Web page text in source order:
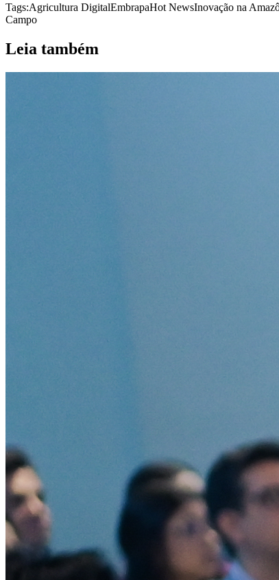
Tags:Agricultura DigitalEmbrapaHot NewsInovação na
Campo
Leia também